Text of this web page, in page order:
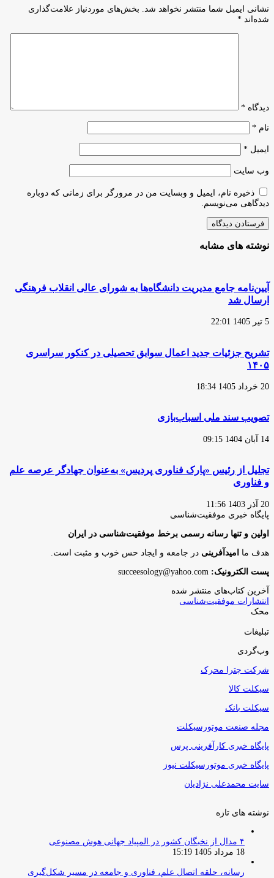
شهرسازی
ایران»
به‌زودی
واریز
نشانی ایمیل شما منتشر نخواهد شد.
بخش‌های موردنیاز علامت‌گذاری
شده‌اند *
دیدگاه *
نام *
ایمیل *
وب‌ سایت
ذخیره نام، ایمیل و وبسایت من در مرورگر برای زمانی که دوباره
دیدگاهی می‌نویسم.
نوشته های مشابه
آیین‌نامه جامع مدیریت دانشگاه‌ها به شورای عالی انقلاب فرهنگی
ارسال شد
5 تیر 1405 22:01
تشریح جزئیات جدید اعمال سوابق تحصیلی در کنکور سراسری
۱۴۰۵
20 خرداد 1405 18:34
تصویب سند ملی اسباب‌بازی
14 آبان 1404 09:15
تجلیل از رئیس «پارک فناوری پردیس» به‌عنوان جهادگر عرصه علم
و فناوری
20 آذر 1403 11:56
پایگاه‌ خبری موفقیت‌شناسی
اولین و تنها رسانه رسمی برخط موفقیت‌شناسی در ایران
هدف ما امیدآفرینی در جامعه و ایجاد حس خوب و مثبت است.
پست الکترونیک:
آخرین کتاب‌های منتشر شده
انتشارات موفقیت‌شناسی
محک
تبلیغات
وب‌گردی
شرکت چترا محرک
سیکلت کالا
سیکلت بانک
مجله صنعت موتورسیکلت
پایگاه خبری کارآفرینی پرس
پایگاه خبری موتورسیکلت نیوز
سایت محمدعلی نژادیان
نوشته های تازه
۴ مدال از نخبگان کشور در المپیاد جهانی هوش مصنوعی
18 مرداد 1405 15:19
رسانه، حلقه اتصال علم، فناوری و جامعه در مسیر شکل‌گیری